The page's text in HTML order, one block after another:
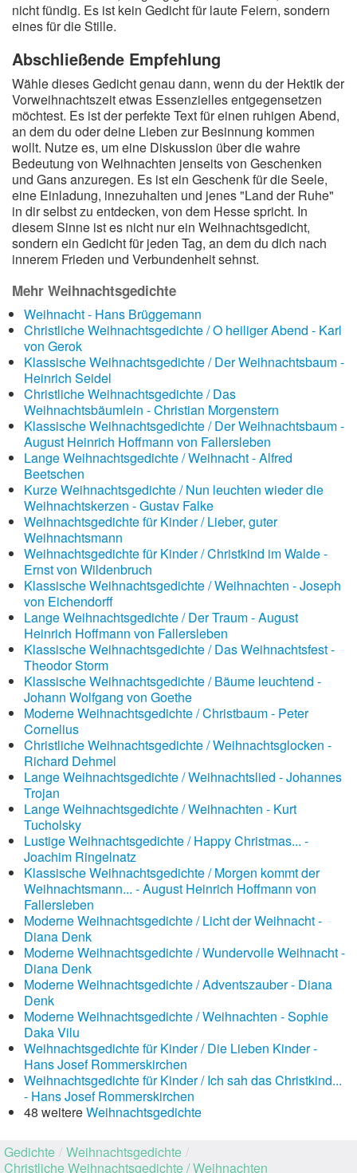
nicht fündig. Es ist kein Gedicht für laute Feiern, sondern
eines für die Stille.
Abschließende Empfehlung
Wähle dieses Gedicht genau dann, wenn du der Hektik der
Vorweihnachtszeit etwas Essenzielles entgegensetzen
möchtest. Es ist der perfekte Text für einen ruhigen Abend,
an dem du oder deine Lieben zur Besinnung kommen
wollt. Nutze es, um eine Diskussion über die wahre
Bedeutung von Weihnachten jenseits von Geschenken
und Gans anzuregen. Es ist ein Geschenk für die Seele,
eine Einladung, innezuhalten und jenes "Land der Ruhe"
in dir selbst zu entdecken, von dem Hesse spricht. In
diesem Sinne ist es nicht nur ein Weihnachtsgedicht,
sondern ein Gedicht für jeden Tag, an dem du dich nach
innerem Frieden und Verbundenheit sehnst.
Mehr Weihnachtsgedichte
Weihnacht - Hans Brüggemann
Christliche Weihnachtsgedichte / O heiliger Abend - Karl
von Gerok
Klassische Weihnachtsgedichte / Der Weihnachtsbaum -
Heinrich Seidel
Christliche Weihnachtsgedichte / Das
Weihnachtsbäumlein - Christian Morgenstern
Klassische Weihnachtsgedichte / Der Weihnachtsbaum -
August Heinrich Hoffmann von Fallersleben
Lange Weihnachtsgedichte / Weihnacht - Alfred
Beetschen
Kurze Weihnachtsgedichte / Nun leuchten wieder die
Weihnachtskerzen - Gustav Falke
Weihnachtsgedichte für Kinder / Lieber, guter
Weihnachtsmann
Weihnachtsgedichte für Kinder / Christkind im Walde -
Ernst von Wildenbruch
Klassische Weihnachtsgedichte / Weihnachten - Joseph
von Eichendorff
Lange Weihnachtsgedichte / Der Traum - August
Heinrich Hoffmann von Fallersleben
Klassische Weihnachtsgedichte / Das Weihnachtsfest -
Theodor Storm
Klassische Weihnachtsgedichte / Bäume leuchtend -
Johann Wolfgang von Goethe
Moderne Weihnachtsgedichte / Christbaum - Peter
Cornelius
Christliche Weihnachtsgedichte / Weihnachtsglocken -
Richard Dehmel
Lange Weihnachtsgedichte / Weihnachtslied - Johannes
Trojan
Lange Weihnachtsgedichte / Weihnachten - Kurt
Tucholsky
Lustige Weihnachtsgedichte / Happy Christmas... -
Joachim Ringelnatz
Klassische Weihnachtsgedichte / Morgen kommt der
Weihnachtsmann... - August Heinrich Hoffmann von
Fallersleben
Moderne Weihnachtsgedichte / Licht der Weihnacht -
Diana Denk
Moderne Weihnachtsgedichte / Wundervolle Weihnacht -
Diana Denk
Moderne Weihnachtsgedichte / Adventszauber - Diana
Denk
Moderne Weihnachtsgedichte / Weihnachten - Sophie
Daka Vilu
Weihnachtsgedichte für Kinder / Die Lieben Kinder -
Hans Josef Rommerskirchen
Weihnachtsgedichte für Kinder / Ich sah das Christkind...
- Hans Josef Rommerskirchen
48 weitereWeihnachtsgedichte
Gedichte / Weihnachtsgedichte /
Christliche Weihnachtsgedichte / Weihnachten